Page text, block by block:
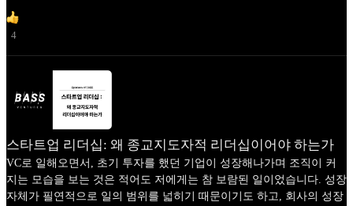
4
스타트업 리더십: 왜 종교지도자적 리더십이어야 하는가
VC로 일해오면서, 초기 투자를 했던 기업이 성장해나가며 조직이 커
지는 모습을 보는 것은 적어도 저에게는 참 보람된 일이었습니다. 성장
자체가 필연적으로 일의 범위를 넓히기 때문이기도 하고, 회사의 성장